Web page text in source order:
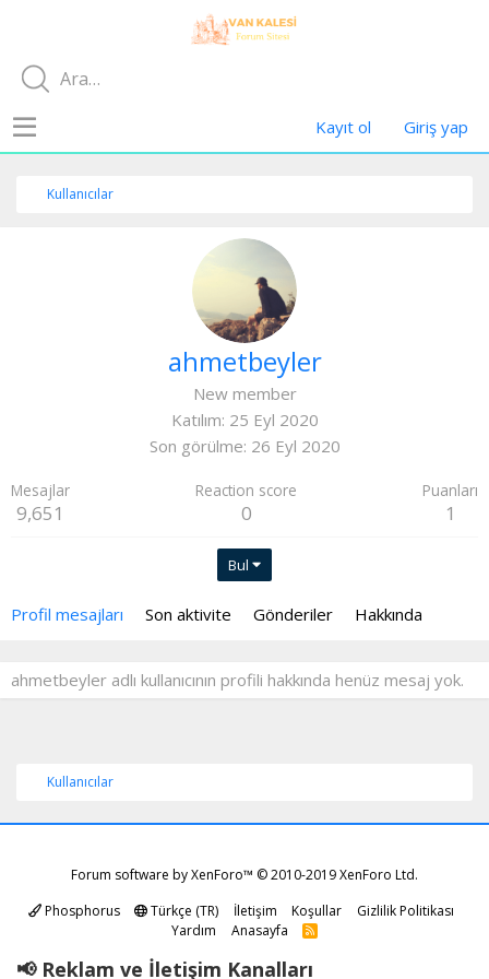
Kayıt ol Giriş yap
Kullanıcılar
ahmetbeyler
New member
Katılım 25 Eyl 2020
Son görülme 26 Eyl 2020
Mesajlar
9,651
Reaction score
0
Puanları
1
Bul
Profil mesajları Son aktivite Gönderiler Hakkında
ahmetbeyler adlı kullanıcının profili hakkında henüz mesaj yok.
Kullanıcılar
Forum software by XenForo™ © 2010-2019 XenForo Ltd.
Phosphorus
Türkçe (TR) İletişim Koşullar
Gizlilik Politikası
Yardım
Anasayfa
R
📢 Reklam ve İletişim Kanalları